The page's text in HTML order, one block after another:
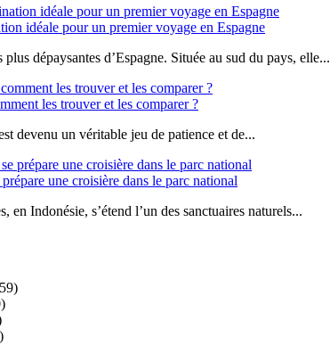
idéale pour un premier voyage en Espagne
dépaysantes d’Espagne. Située au sud du pays, elle...
les trouver et les comparer ?
devenu un véritable jeu de patience et de...
une croisière dans le parc national
en Indonésie, s’étend l’un des sanctuaires naturels...